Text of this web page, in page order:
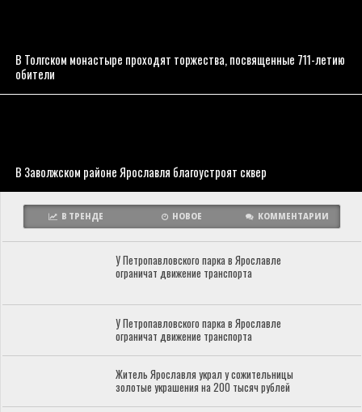
В Толгском монастыре проходят торжества, посвященные 711-летию
обители
В Заволжском районе Ярославля благоустроят сквер
В ТРЕНДЕ НОВОЕ КОММЕНТАРИИ
У Петропавловского парка в Ярославле
ограничат движение транспорта
У Петропавловского парка в Ярославле
ограничат движение транспорта
Житель Ярославля украл у сожительницы
золотые украшения на 200 тысяч рублей